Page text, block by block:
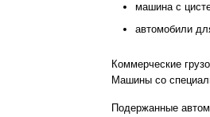
машина с
автомобили
Коммерческие
Машины со
Подержанные